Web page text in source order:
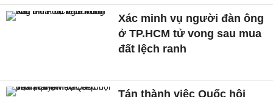
Xác minh vụ người đàn ông
ở TP.HCM tử vong sau mua
đất lệch ranh
Tán thành việc Quốc hội